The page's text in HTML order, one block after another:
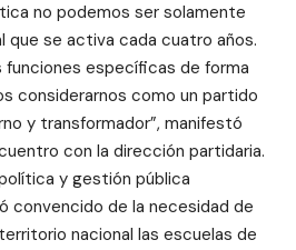
no podemos ser solamente
que se activa cada cuatro años.
específicas de forma
considerarnos como un partido
y transformador”, manifestó
con la dirección partidaria.
y gestión pública
convencido de la necesidad de
nacional las escuelas de